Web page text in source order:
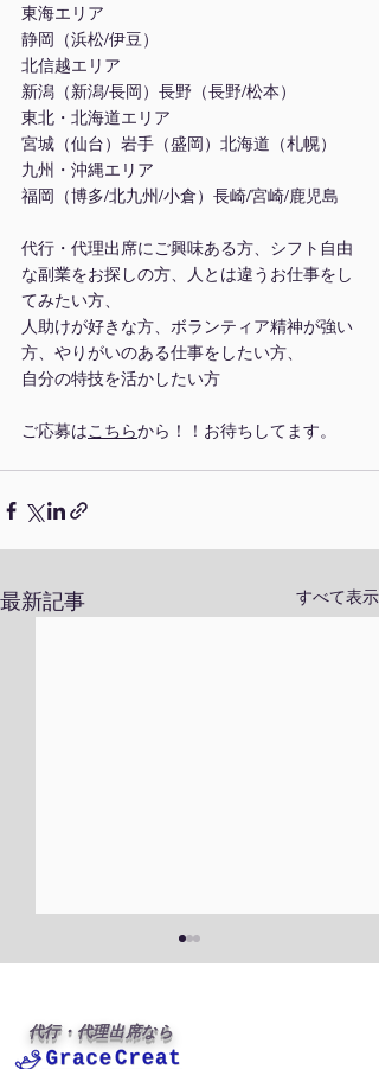
東海エリア
静岡（浜松/伊豆）
北信越エリア
新潟（新潟/長岡）長野（長野/松本）
東北・北海道エリア
宮城（仙台）岩手（盛岡）北海道（札幌）
九州・沖縄エリア
福岡（博多/北九州/小倉）長崎/宮崎/鹿児島
代行・代理出席にご興味ある方、シフト自由
な副業をお探しの方、人とは違うお仕事をし
てみたい方、
人助けが好きな方、ボランティア精神が強い
方、やりがいのある仕事をしたい方、
自分の特技を活かしたい方
ご応募はこちらから！！お待ちしてます。
最新記事 すべて表示
代行・代理出席なら